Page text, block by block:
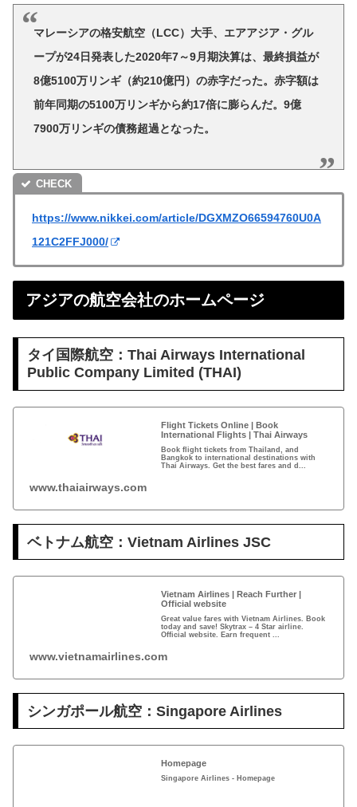
マレーシアの格安航空（LCC）大手、エアアジア・グル
ープが24日発表した2020年7～9月期決算は、最終損益が
8億5100万リンギ（約210億円）の赤字だった。赤字額は
前年同期の5100万リンギから約17倍に膨らんだ。9億
7900万リンギの債務超過となった。
https://www.nikkei.com/article/DGXMZO66594760U0A
121C2FFJ000/
アジアの航空会社のホームページ
タイ国際航空：Thai Airways International
Public Company Limited (THAI)
Flight Tickets Online | Book
International Flights | Thai Airways
Book flight tickets from Thailand, and
Bangkok to international destinations with
Thai Airways. Get the best fares and d...
www.thaiairways.com
ベトナム航空：Vietnam Airlines JSC
Vietnam Airlines | Reach Further |
Official website
Great value fares with Vietnam Airlines. Book
today and save! Skytrax – 4 Star airline.
Official website. Earn frequent ...
www.vietnamairlines.com
シンガポール航空：Singapore Airlines
Homepage
Singapore Airlines - Homepage